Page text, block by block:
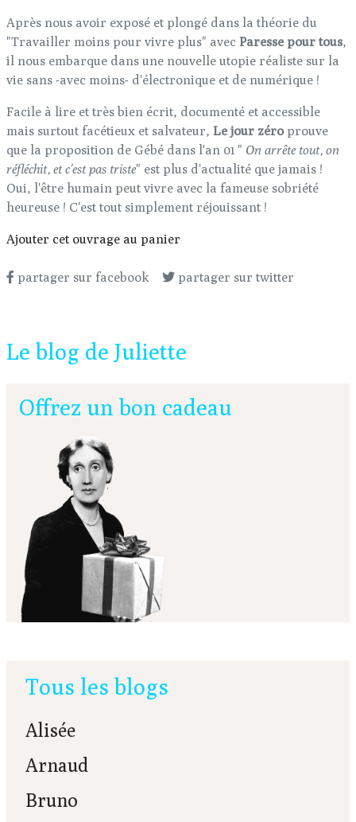
Après nous avoir exposé et plongé dans la théorie du
"Travailler moins pour vivre plus" avec Paresse pour tous,
il nous embarque dans une nouvelle utopie réaliste sur la
vie sans -avec moins- d'électronique et de numérique !
Facile à lire et très bien écrit, documenté et accessible
mais surtout facétieux et salvateur, Le jour zéroprouve
que la proposition de Gébé dans l'an 01 " On arrête tout, on
réfléchit, et c'est pas triste" est plus d'actualité que jamais !
Oui, l'être humain peut vivre avec la fameuse sobriété
heureuse ! C'est tout simplement réjouissant !
Ajouter cet ouvrage au panier
partager sur facebook partager sur twitter
Le blog de Juliette
Offrez un bon cadeau
Tous les blogs
Alisée
Arnaud
Bruno